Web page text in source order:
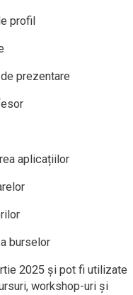
profil
prezentare
aplicațiilor
burselor
2025 și pot fi utilizate
workshop-uri și